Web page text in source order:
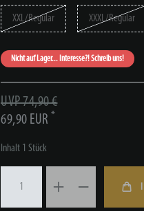
XXL/Regular XXXL/Regular
Nicht auf Lager... Interesse?! Schreib uns!
UVP 74,90 €
69,90 EUR *
Inhalt 1 Stück